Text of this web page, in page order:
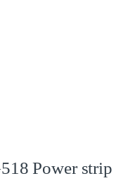
Power strip